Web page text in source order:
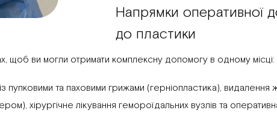
Напрямки оперативної
до пластики
щоб ви могли отримати комплексну допомогу в одному місці:
пупковими та паховими грижами (герніопластика), видалення
хірургічне лікування гемороїдальних вузлів та